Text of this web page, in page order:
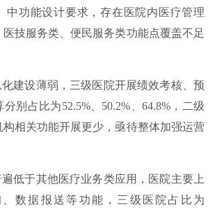
中功能设计要求，存在医院内医疗管理
技服务类、便民服务类功能点覆盖不足
建设薄弱，三级医院开展绩效考核、预
别占比为52.5%、50.2%、64.8%，二级
构相关功能开展更少，亟待整体加强运营
低于其他医疗业务类应用，医院主要上
数据报送等功能，三级医院占比为